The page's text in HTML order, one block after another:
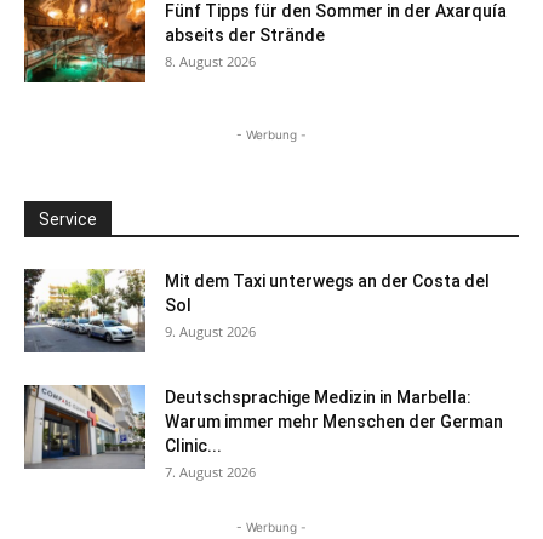
Fünf Tipps für den Sommer in der Axarquía
abseits der Strände
8. August 2026
- Werbung -
Service
Mit dem Taxi unterwegs an der Costa del
Sol
9. August 2026
Deutschsprachige Medizin in Marbella:
Warum immer mehr Menschen der German
Clinic...
7. August 2026
- Werbung -